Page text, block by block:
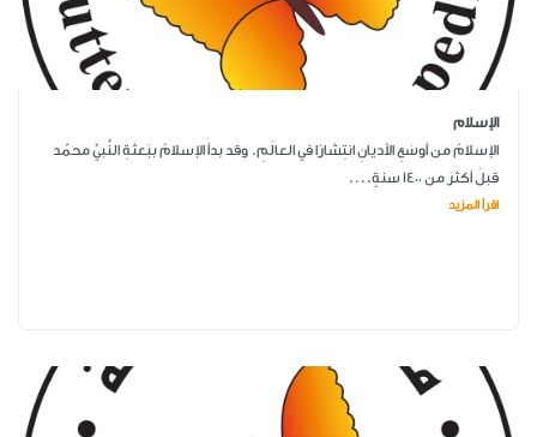
الإسلام
الإسلامُ من أوسَعِ الأديانِ انتِشارًا في العالَمِ. وقد بدأَ الإسلامُ ببَعثةِ النَّبيِّ محمّد
قبلَ أكثرَ من 1400 سنةٍ....
اقرأ المزيد